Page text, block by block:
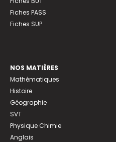
Fiches PASS
Fiches SUP
NOS MATIÈRES
Mathématiques
Histoire
Géographie
SVT
Physique Chimie
Anglais